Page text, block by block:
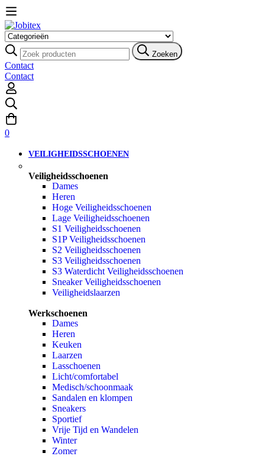
Zoeken
Contact
Contact
0
VEILIGHEIDSSCHOENEN
Veiligheidsschoenen
Dames
Heren
Hoge Veiligheidsschoenen
Lage Veiligheidsschoenen
S1 Veiligheidsschoenen
S1P Veiligheidsschoenen
S2 Veiligheidsschoenen
S3 Veiligheidsschoenen
S3 Waterdicht Veiligheidsschoenen
Sneaker Veiligheidsschoenen
Veiligheidslaarzen
Werkschoenen
Dames
Heren
Keuken
Laarzen
Lasschoenen
Licht/comfortabel
Medisch/schoonmaak
Sandalen en klompen
Sneakers
Sportief
Vrije Tijd en Wandelen
Winter
Zomer